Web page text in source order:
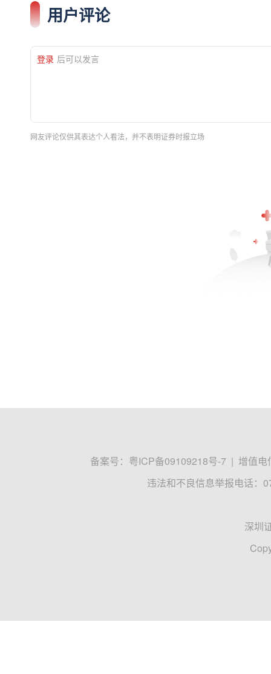
用户评论
登录 后可以发言
网友评论仅供其表达个人看法，并不表明证券时报立场
备案号： 粤ICP备09109218号-7 | 增值电
违法和不良信息举报电话：
深圳